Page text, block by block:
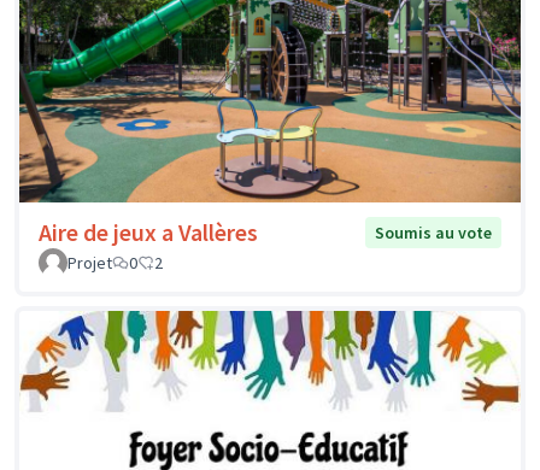
Aire de jeux a Vallères
Soumis au vote
Projet
0 2